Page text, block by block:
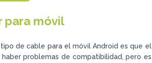
para móvil
de cable para el móvil Android es que el
problemas de compatibilidad, pero es